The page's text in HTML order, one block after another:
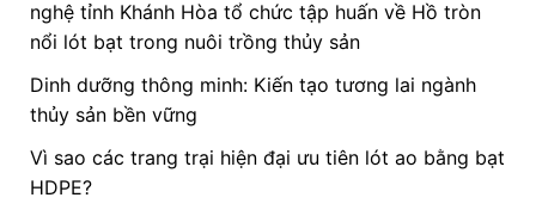
nghệ tỉnh Khánh Hòa tổ chức tập huấn về Hồ tròn
nổi lót bạt trong nuôi trồng thủy sản
Dinh dưỡng thông minh: Kiến tạo tương lai ngành
thủy sản bền vững
Vì sao các trang trại hiện đại ưu tiên lót ao bằng bạt
HDPE?